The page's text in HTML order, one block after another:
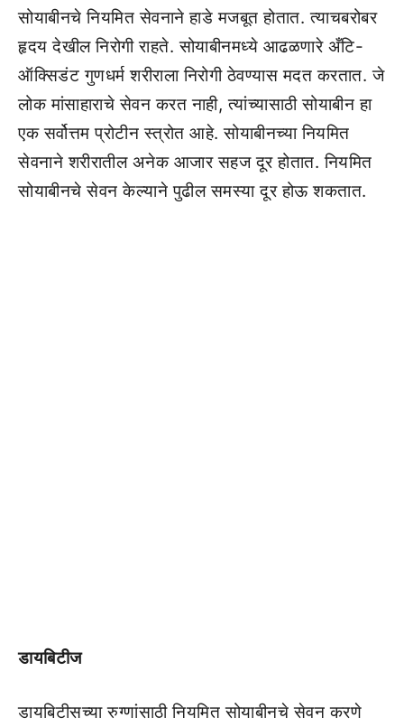
सोयाबीनचे नियमित सेवनाने हाडे मजबूत होतात. त्याचबरोबर
हृदय देखील निरोगी राहते. सोयाबीनमध्ये आढळणारे अँटि-
ऑक्सिडंट गुणधर्म शरीराला निरोगी ठेवण्यास मदत करतात. जे
लोक मांसाहाराचे सेवन करत नाही, त्यांच्यासाठी सोयाबीन हा
एक सर्वोत्तम प्रोटीन स्त्रोत आहे. सोयाबीनच्या नियमित
सेवनाने शरीरातील अनेक आजार सहज दूर होतात. नियमित
सोयाबीनचे सेवन केल्याने पुढील समस्या दूर होऊ शकतात.
डायबिटीज
डायबिटीसच्या रुग्णांसाठी नियमित सोयाबीनचे सेवन करणे